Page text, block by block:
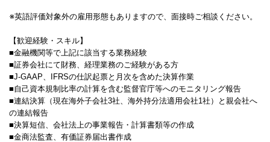
※英語評価対象外の雇用形態もありますので、面接時ご相談ください。
【歓迎経験・スキル】
■金融機関等で上記に該当する業務経験
■証券会社にて財務、経理業務のご経験がある方
■J-GAAP、IFRSの仕訳起票と月次を含めた決算作業
■自己資本規制比率の計算を含む監督官庁等へのモニタリング報告
■連結決算（現在海外子会社3社、海外持分法適用会社1社）と親会社へ
の連結報告
■決算短信、会社法上の事業報告・計算書類等の作成
■金商法監査、有価証券届出書作成